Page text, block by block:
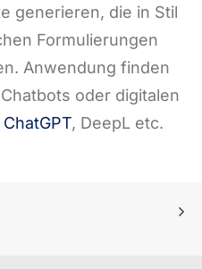
generieren, die in Stil
Formulierungen
Anwendung finden
oder digitalen
ChatGPT, DeepL etc.